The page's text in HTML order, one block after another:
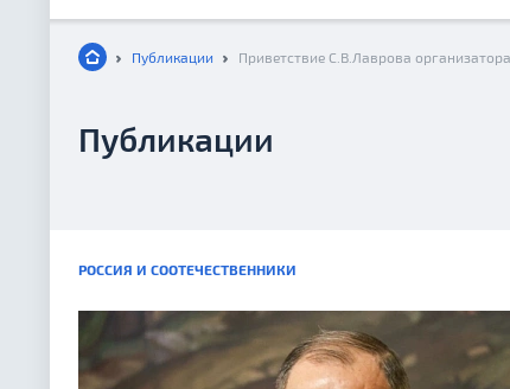
Публикации
Публикации
РОССИЯ И СООТЕЧЕСТВЕННИКИ